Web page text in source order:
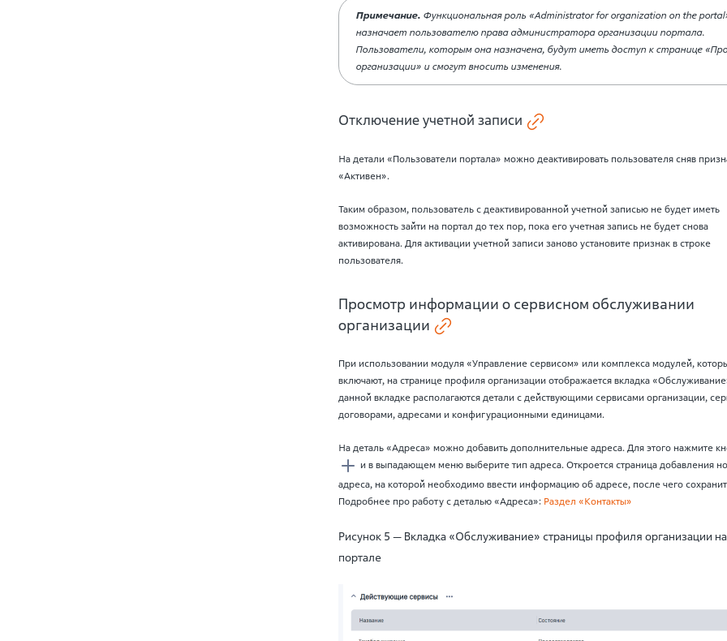
Примечание. Функциональная роль «Administrator for organization on the
назначает пользователю права администратора организации портала.
Пользователи, которым она назначена, будут иметь доступ к странице
организации» и смогут вносить изменения.
Отключение учетной записи
На детали «Пользователи портала» можно деактивировать пользователя сняв
«Активен».
Таким образом, пользователь с деактивированной учетной записью не будет иметь
возможность зайти на портал до тех пор, пока его учетная запись не будет снова
активирована. Для активации учетной записи заново установите признак в строке
пользователя.
Просмотр информации о сервисном обслуживании
организации
При использовании модуля «Управление сервисом» или комплекса модулей,
включают, на странице профиля организации отображается вкладка
данной вкладке располагаются детали с действующими сервисами организации,
договорами, адресами и конфигурационными единицами.
На деталь «Адреса» можно добавить дополнительные адреса. Для этого нажмите
и в выпадающем меню выберите тип адреса. Откроется страница добавления
адреса, на которой необходимо ввести информацию об адресе, после чего
Подробнее про работу с деталью «Адреса»: Раздел «Контакты»
Рисунок 5 — Вкладка «Обслуживание» страницы профиля организации на
портале